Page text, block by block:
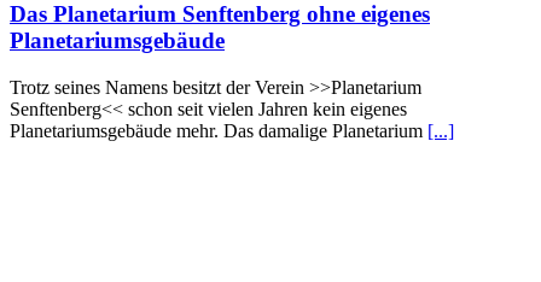
Das Planetarium Senftenberg ohne eigenes
Planetariumsgebäude
Trotz seines Namens besitzt der Verein >>Planetarium
Senftenberg<< schon seit vielen Jahren kein eigenes
Planetariumsgebäude mehr. Das damalige Planetarium [...]